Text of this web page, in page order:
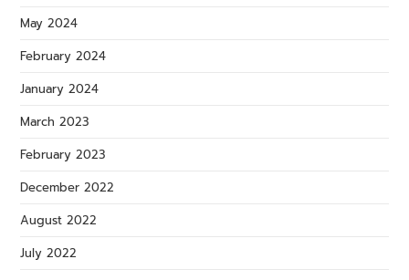
May 2024
February 2024
January 2024
March 2023
February 2023
December 2022
August 2022
July 2022